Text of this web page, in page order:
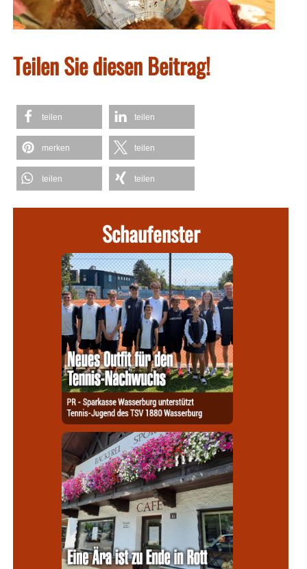
Teilen Sie diesen Beitrag!
teilen teilen
merken teilen
teilen teilen
Schaufenster